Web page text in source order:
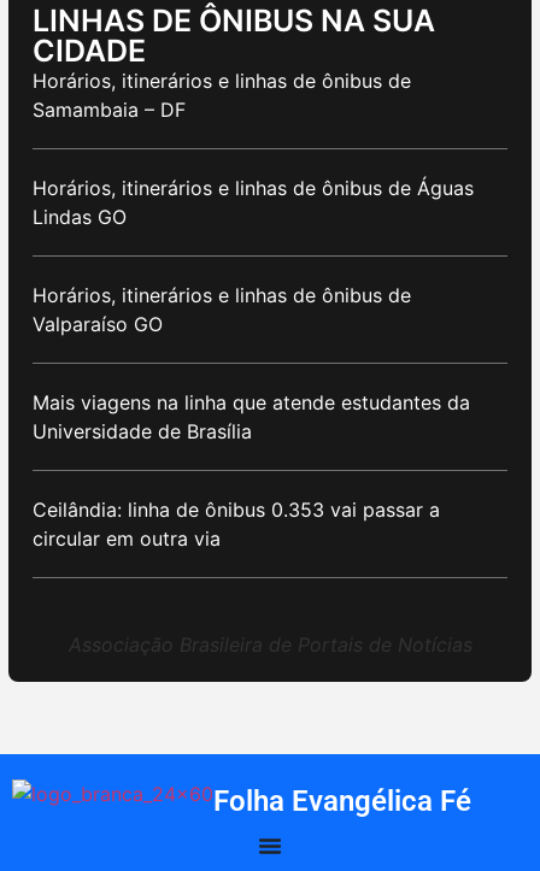
LINHAS DE ÔNIBUS NA SUA
CIDADE
Horários, itinerários e linhas de ônibus de
Samambaia – DF
Horários, itinerários e linhas de ônibus de Águas
Lindas GO
Horários, itinerários e linhas de ônibus de
Valparaíso GO
Mais viagens na linha que atende estudantes da
Universidade de Brasília
Ceilândia: linha de ônibus 0.353 vai passar a
circular em outra via
Associação Brasileira de Portais de Notícias
Folha Evangélica Fé